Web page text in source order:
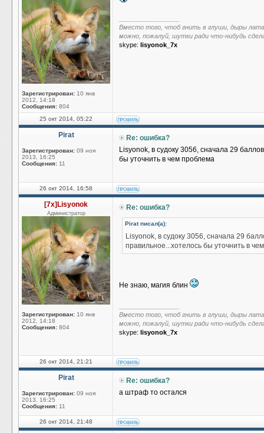
Зарегистрирован: 10 янв
2012, 14:18
Сообщения: 804
Вместо того, чтоб гнить в глуши, дыры
можно, пожалуй, шутки ради что-нибудь
skype: lisyonok_7x
25 окт 2014, 05:22
Pirat
Зарегистрирован: 09 ноя
2013, 16:25
Сообщения: 11
Re: ошибка?
Lisyonok, в судоку 3056, сначала 29
бы уточнить в чем проблема
26 окт 2014, 16:58
[7x]Lisyonok
Администратор
Зарегистрирован: 10 янв
2012, 14:18
Сообщения: 804
Re: ошибка?
Pirat писал(а):
Lisyonok, в судоку 3056, сначала 29
правильное...хотелось бы уточнить в
Не знаю, магия блин
Вместо того, чтоб гнить в глуши, дыры
можно, пожалуй, шутки ради что-нибудь
skype: lisyonok_7x
26 окт 2014, 21:21
Pirat
Зарегистрирован: 09 ноя
2013, 16:25
Сообщения: 11
Re: ошибка?
а штраф то остался
26 окт 2014, 21:48